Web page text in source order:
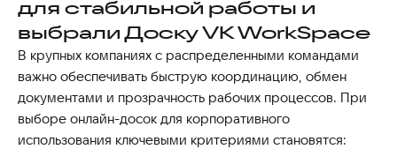
для стабильной работы и
выбрали Доску VK WorkSpace
В крупных компаниях с распределенными командами
важно обеспечивать быструю координацию, обмен
документами и прозрачность рабочих процессов. При
выборе онлайн-досок для корпоративного
использования ключевыми критериями становятся: